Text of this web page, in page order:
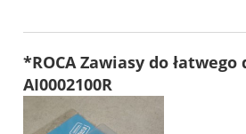
*ROCA Zawiasy do
AI0002100R